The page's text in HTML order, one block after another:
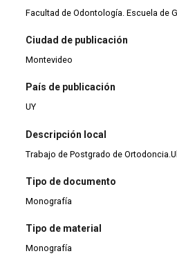
Facultad de Odontología. Escuela de
Ciudad de publicación
Montevideo
País de publicación
UY
Descripción local
Trabajo de Postgrado de
Tipo de documento
Monografía
Tipo de material
Monografía